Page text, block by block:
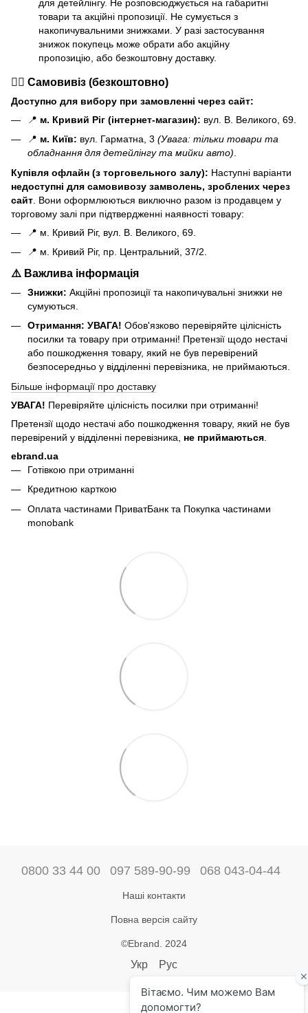
для детейлінгу. Не розповсюджується на габаритні
товари та акційні пропозиції. Не сумується з
накопичувальними знижками. У разі застосування
знижок покупець може обрати або акційну
пропозицію, або безкоштовну доставку.
🏃‍♂️ Самовивіз (безкоштовно)
Доступно для вибору при замовленні через сайт:
📍 м. Кривий Ріг (інтернет-магазин): вул. В. Великого, 69.
📍 м. Київ: вул. Гарматна, 3 (Увага: тільки товари та
обладнання для детейлінгу та мийки авто).
Купівля офлайн (з торговельного залу): Наступні варіанти
недоступні для самовивозу замволень, зроблених через
сайт . Вони оформлюються виключно разом із продавцем у
торговому залі при підтвердженні наявності товару:
📍 м. Кривий Ріг, вул. В. Великого, 69.
📍 м. Кривий Ріг, пр. Центральний, 37/2.
⚠️ Важлива інформація
Знижки: Акційні пропозиції та накопичувальні знижки не
сумуються.
Отримання: УВАГА! Обов'язково перевіряйте цілісність
посилки та товару при отриманні! Претензії щодо нестачі
або пошкодження товару, який не був перевірений
безпосередньо у відділенні перевізника, не приймаються.
Більше інформації про доставку
УВАГА! Перевіряйте цілісність посилки при отриманні!
Претензії щодо нестачі або пошкодження товару, який не був
перевірений у відділенні перевізника, не приймаються
ebrand.ua
Готівкою при отриманні
Кредитною карткою
Оплата частинами ПриватБанк та Покупка частинами
monobank
0800 33 44 00 097 589-90-99 068 043-04-44
Наші контакти
Повна версія сайту
©Ebrand. 2024
Укр Рус